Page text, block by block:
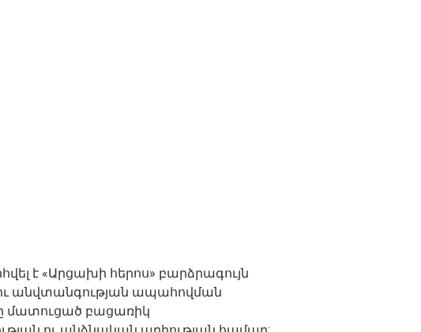
է «Արցախի հերոս» բարձրագույն
անվտանգության ապահովման
մատուցած բացառիկ